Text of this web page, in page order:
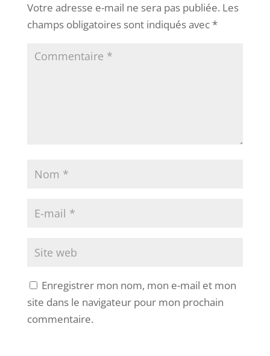
Votre adresse e-mail ne sera pas publiée. Les
champs obligatoires sont indiqués avec*
Enregistrer mon nom, mon e-mail et mon
site dans le navigateur pour mon prochain
commentaire.